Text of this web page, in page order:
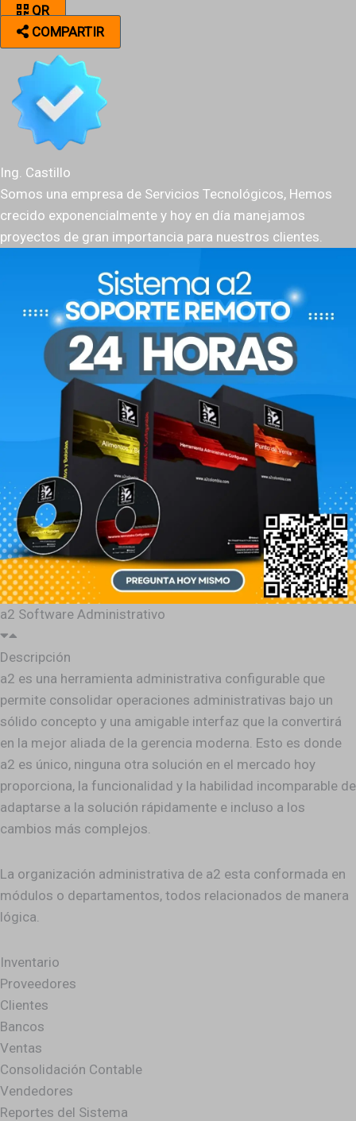
QR
COMPARTIR
Ing. Castillo
Somos una empresa de Servicios Tecnológicos, Hemos
crecido exponencialmente y hoy en día manejamos
proyectos de gran importancia para nuestros clientes.
a2 Software Administrativo
Descripción
a2 es una herramienta administrativa configurable que
permite consolidar operaciones administrativas bajo un
sólido concepto y una amigable interfaz que la convertirá
en la mejor aliada de la gerencia moderna. Esto es donde
a2 es único, ninguna otra solución en el mercado hoy
proporciona, la funcionalidad y la habilidad incomparable de
adaptarse a la solución rápidamente e incluso a los
cambios más complejos.
La organización administrativa de a2 esta conformada en
módulos o departamentos, todos relacionados de manera
lógica.
Inventario
Proveedores
Clientes
Bancos
Ventas
Consolidación Contable
Vendedores
Reportes del Sistema